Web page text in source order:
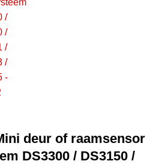
deur of raamsensor
DS3300 / DS3150 /